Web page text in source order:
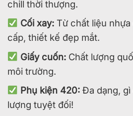
chill thời thượng.
Cối xay:Từ chất liệu nhựa
cấp, thiết kế đẹp mắt.
Giấy cuốn:Chất lượng
môi trường.
Phụ kiện 420:Đa dạng, gì
lượng tuyệt đối!